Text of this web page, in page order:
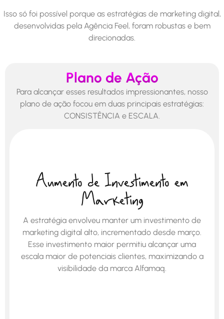
Isso só foi possível porque as estratégias de marketing digital,
desenvolvidas pela Agência Feel, foram robustas e bem
direcionadas.
Plano de Ação
Para alcançar esses resultados impressionantes, nosso
plano de ação focou em duas principais estratégias:
CONSISTÊNCIA e ESCALA.
Aumento de Investimento em
Marketing
A estratégia envolveu manter um investimento de
marketing digital alto, incrementado desde março.
Esse investimento maior permitiu alcançar uma
escala maior de potenciais clientes, maximizando a
visibilidade da marca Alfamaq.